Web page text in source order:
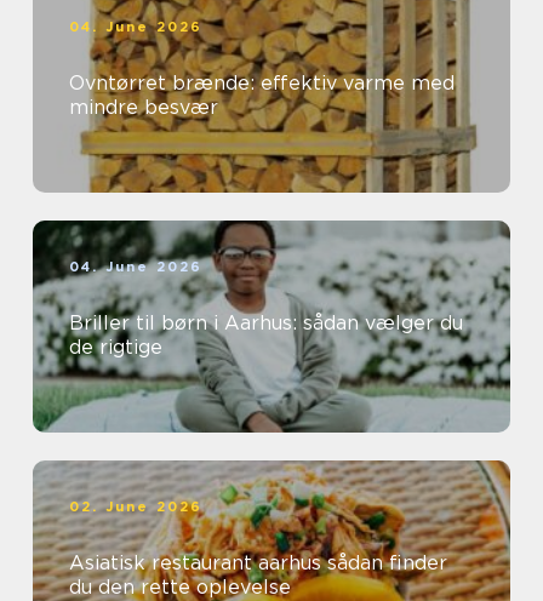
04. June 2026
Ovntørret brænde: effektiv varme med
mindre besvær
04. June 2026
Briller til børn i Aarhus: sådan vælger du
de rigtige
02. June 2026
Asiatisk restaurant aarhus sådan finder
du den rette oplevelse